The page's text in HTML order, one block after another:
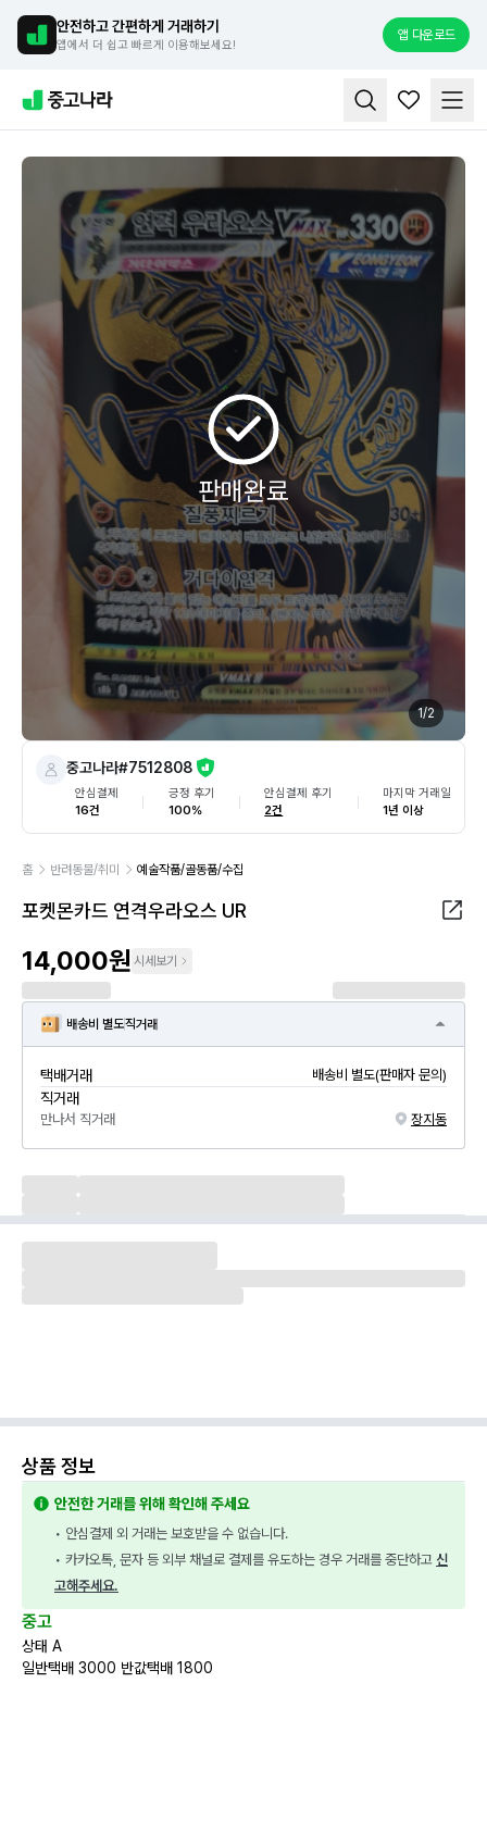
안전하고 간편하게 거래하기
앱에서 더 쉽고 빠르게 이용해보세요!
앱 다운로드
판매완료
1/2
중고나라#7512808
안심결제
16건
긍정 후기
100%
안심결제 후기
2건
마지막 거래일
1년 이상
홈 반려동물/취미 예술작품/골동품/수집
포켓몬카드 연격우라오스 UR
14,000원 시세보기
배송비 별도직거래
택배거래 배송비 별도(판매자 문의)
직거래
만나서 직거래 장지동
상품 정보
안전한 거래를 위해 확인해 주세요
• 안심결제 외 거래는 보호받을 수 없습니다.
• 카카오톡, 문자 등 외부 채널로 결제를 유도하는 경우 거래를 중단하고 신
고해주세요.
중고
상태 A
일반택배 3000 반값택배 1800